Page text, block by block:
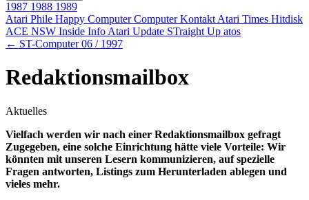
1987 1988 1989
Atari Phile Happy ComputerComputer Kontakt Atari Times Hitdisk
ACE NSW Inside Info Atari Update STraight Up atos
← ST-Computer 06 / 1997
Redaktionsmailbox
Aktuelles
Vielfach werden wir nach einer Redaktionsmailbox gefragt
Zugegeben, eine solche Einrichtung hätte viele Vorteile: Wir
könnten mit unseren Lesern kommunizieren, auf spezielle
Fragen antworten, Listings zum Herunterladen ablegen und
vieles mehr.